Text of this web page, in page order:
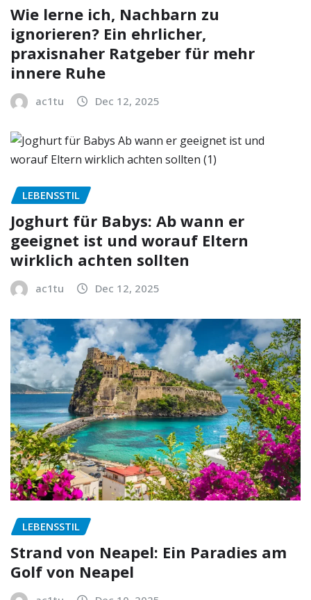
Wie lerne ich, Nachbarn zu
ignorieren? Ein ehrlicher,
praxisnaher Ratgeber für mehr
innere Ruhe
ac1tu Dec 12, 2025
LEBENSSTIL
Joghurt für Babys: Ab wann er
geeignet ist und worauf Eltern
wirklich achten sollten
ac1tu Dec 12, 2025
LEBENSSTIL
Strand von Neapel: Ein Paradies am
Golf von Neapel